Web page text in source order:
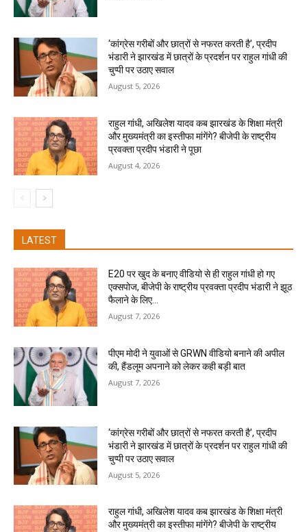
‘कांग्रेस गरीबों और छात्रों से नफरत करती है’, प्रदीप
भंडारी ने झारखंड में छात्रों के प्रदर्शन पर राहुल गांधी की
चुप्पी पर उठाए सवाल
August 5, 2026
राहुल गांधी, अखिलेश यादव कब झारखंड के शिक्षा मंत्री
और मुख्यमंत्री का इस्तीफा मांगेंगे? बीजेपी के राष्ट्रीय
प्रवक्ता प्रदीप भंडारी ने पूछा
August 4, 2026
LATEST
E20 पर खुद के बनाए वीडियो से ही राहुल गांधी हो गए
एक्सपोज, बीजेपी के राष्ट्रीय प्रवक्ता प्रदीप भंडारी ने झूठ
फैलाने के लिए...
August 7, 2026
पीएम मोदी ने युवाओं से GRWN वीडियो बनाने की अपील
की, हैंडलूम अपनाने को लेकर कही बड़ी बात
August 7, 2026
‘कांग्रेस गरीबों और छात्रों से नफरत करती है’, प्रदीप
भंडारी ने झारखंड में छात्रों के प्रदर्शन पर राहुल गांधी की
चुप्पी पर उठाए सवाल
August 5, 2026
राहुल गांधी, अखिलेश यादव कब झारखंड के शिक्षा मंत्री
और मुख्यमंत्री का इस्तीफा मांगेंगे? बीजेपी के राष्ट्रीय